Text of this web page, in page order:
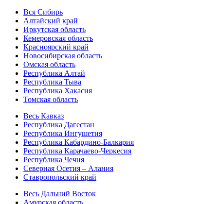
Вся Сибирь
Алтайский край
Иркутская область
Кемеровская область
Красноярский край
Новосибирская область
Омская область
Республика Алтай
Республика Тыва
Республика Хакасия
Томская область
Весь Кавказ
Республика Дагестан
Республика Ингушетия
Республика Кабардино-Балкария
Республика Карачаево-Черкесия
Республика Чечня
Северная Осетия – Алания
Ставропольский край
Весь Дальний Восток
Амурская область